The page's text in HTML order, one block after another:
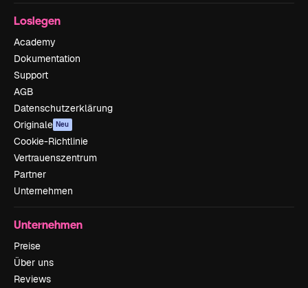
Loslegen
Academy
Dokumentation
Support
AGB
Datenschutzerklärung
Originale Neu
Cookie-Richtlinie
Vertrauenszentrum
Partner
Unternehmen
Unternehmen
Preise
Über uns
Reviews